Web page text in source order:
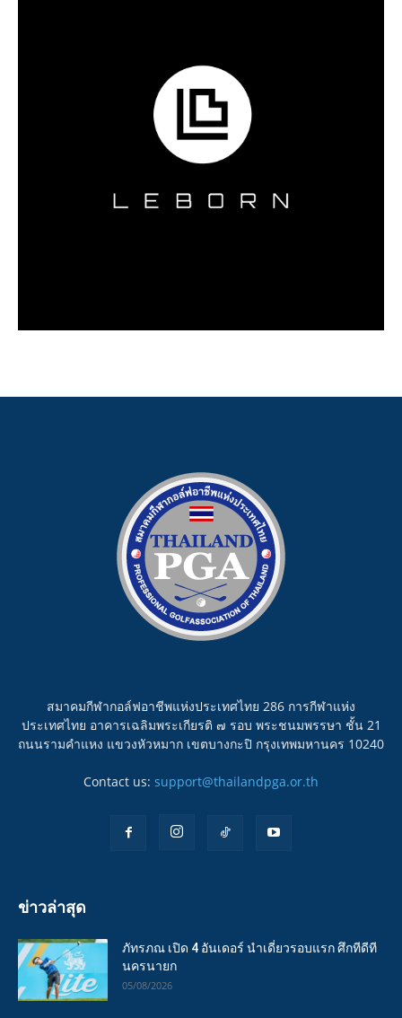
สมาคมกีฬากอล์ฟอาชีพแห่งประเทศไทย 286 การกีฬาแห่ง
ประเทศไทย อาคารเฉลิมพระเกียรติ ๗ รอบ พระชนมพรรษา ชั้น 21
ถนนรามคำแหง แขวงหัวหมาก เขตบางกะปิ กรุงเทพมหานคร 10240
Contact us: support@thailandpga.or.th
ข่าวล่าสุด
ภัทรภณ เปิด 4 อันเดอร์ นำเดี่ยวรอบแรก ศึกทีดีที
นครนายก
05/08/2026